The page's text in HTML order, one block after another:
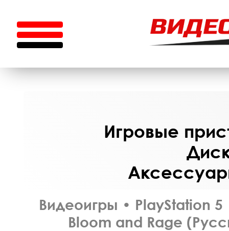
Игровые
Видеоигры • PlayStation 5
Bloom and Rage